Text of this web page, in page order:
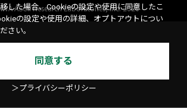
ASCII Research Laboratories, Inc. 2026
した場合、Cookieの設定や使用に同意したこ
の設定や使用の詳細、オプトアウトについ
さい。
同意する
＞プライバシーポリシー